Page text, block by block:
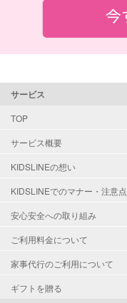
サービス
TOP
サービス概要
KIDSLINEの想い
KIDSLINEでのマナー・注意点
安心安全への取り組み
ご利用料金について
家事代行のご利用について
ギフトを贈る